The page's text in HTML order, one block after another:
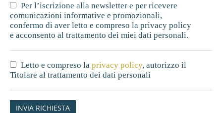
Per l’iscrizione alla newsletter e per ricevere
comunicazioni informative e promozionali,
confermo di aver letto e compreso la privacy policy
e acconsento al trattamento dei miei dati personali.
Letto e compreso laprivacy policy, autorizzo il
Titolare al trattamento dei dati personali
INVIA RICHIESTA